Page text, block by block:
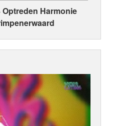
Harmonie